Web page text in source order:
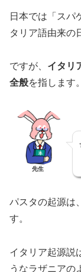
日本では「スパ
タリア語由来の
ですが、 イタリ
全般を指します
先生
パスタの起源は、
す。
イタリア起源説
うなラザニアの